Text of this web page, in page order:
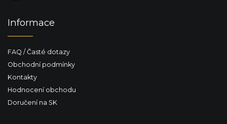
Informace
FAQ / Časté dotazy
Obchodní podmínky
Kontakty
Hodnocení obchodu
Doručení na SK